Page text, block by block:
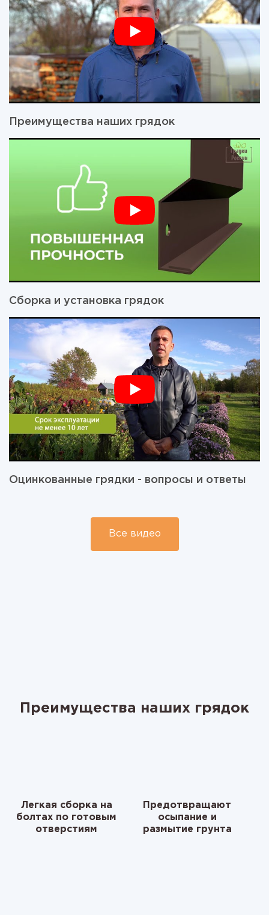
Преимущества наших грядок
Сборка и установка грядок
Оцинкованные грядки - вопросы и ответы
Все видео
Преимущества наших грядок
Легкая сборка на
болтах по готовым
отверстиям
Предотвращают
осыпание и
размытие грунта